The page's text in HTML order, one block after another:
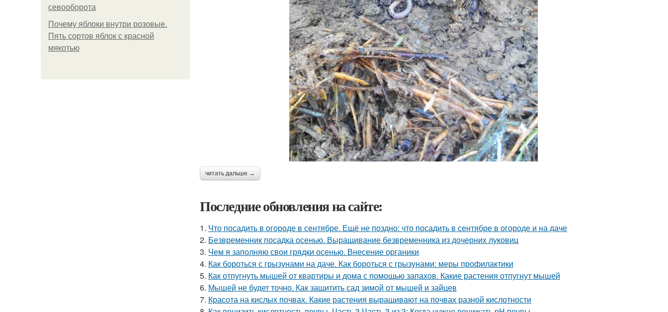
севооборота
Почему яблоки внутри розовые.
Пять сортов яблок с красной
мякотью
читать дальше →
Последние обновления на сайте:
1. Что посадить в огороде в сентябре. Ещё не поздно: что посадить в сентябре в огороде и на даче
2. Безвременник посадка осенью. Выращивание безвременника из дочерних луковиц
3. Чем я заполняю свои грядки осенью. Внесение органики
4. Как бороться с грызунами на даче. Как бороться с грызунами: меры профилактики
5. Как отпугнуть мышей от квартиры и дома с помощью запахов. Какие растения отпугнут мышей
6. Мышей не будет точно. Как защитить сад зимой от мышей и зайцев
7. Красота на кислых почвах. Какие растения выращивают на почвах разной кислотности